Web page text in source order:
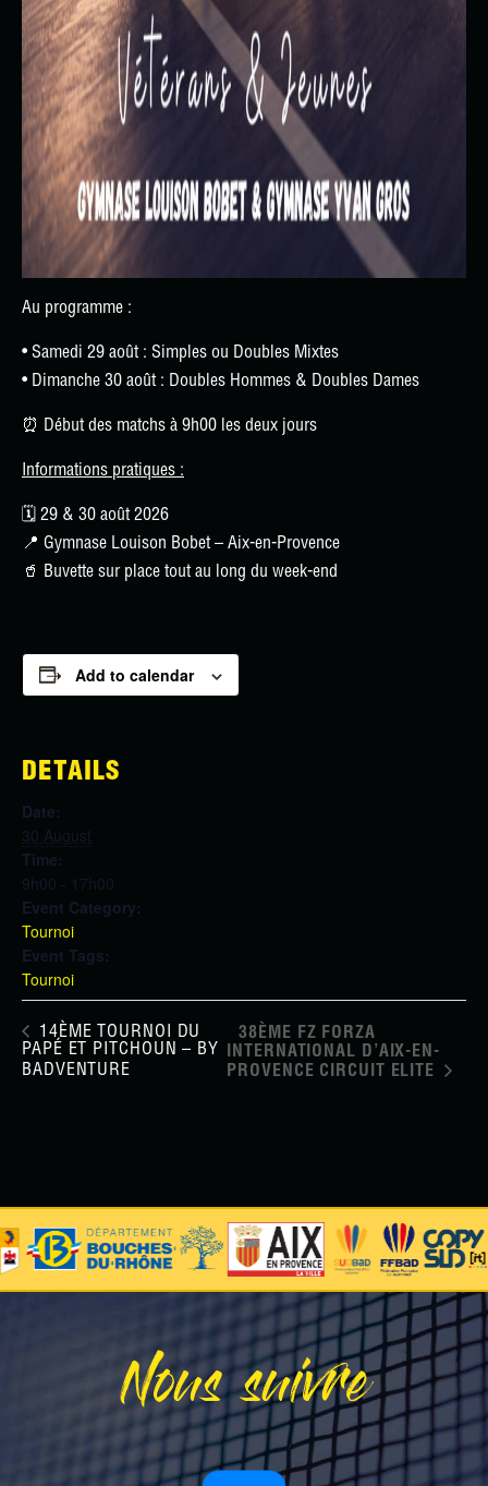
Au programme :
• Samedi 29 août : Simples ou Doubles Mixtes
• Dimanche 30 août : Doubles Hommes & Doubles Dames
⏰ Début des matchs à 9h00 les deux jours
Informations pratiques :
🗓️ 29 & 30 août 2026
📍 Gymnase Louison Bobet – Aix-en-Provence
🥤 Buvette sur place tout au long du week-end
Add to calendar
DETAILS
Date:
30 August
Time:
9h00 - 17h00
Event Category:
Tournoi
Event Tags:
Tournoi
14ÈME TOURNOI DU
PAPÉ ET PITCHOUN – BY
BADVENTURE
38ÈME FZ FORZA
INTERNATIONAL D’AIX-EN-
PROVENCE CIRCUIT ELITE
Nous suivre